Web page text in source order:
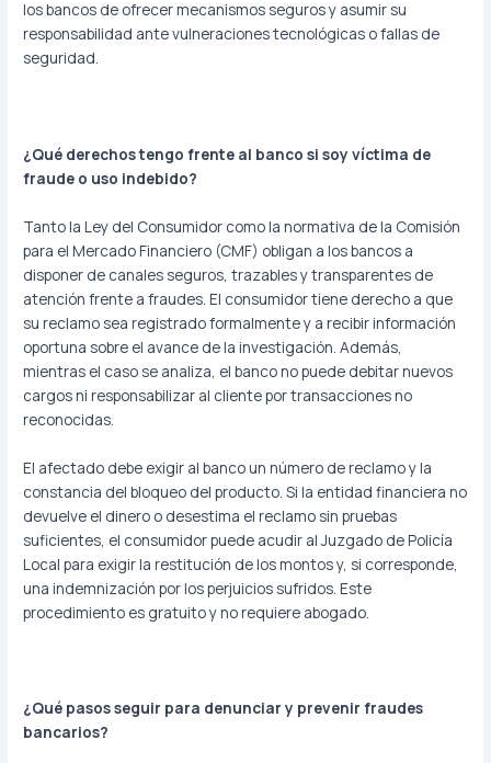
los bancos de ofrecer mecanismos seguros y asumir su
responsabilidad ante vulneraciones tecnológicas o fallas de
seguridad.
¿Qué derechos tengo frente al banco si soy víctima de
fraude o uso indebido?
Tanto la Ley del Consumidor como la normativa de la Comisión
para el Mercado Financiero (CMF) obligan a los bancos a
disponer de canales seguros, trazables y transparentes de
atención frente a fraudes. El consumidor tiene derecho a que
su reclamo sea registrado formalmente y a recibir información
oportuna sobre el avance de la investigación. Además,
mientras el caso se analiza, el banco no puede debitar nuevos
cargos ni responsabilizar al cliente por transacciones no
reconocidas.
El afectado debe exigir al banco un número de reclamo y la
constancia del bloqueo del producto. Si la entidad financiera no
devuelve el dinero o desestima el reclamo sin pruebas
suficientes, el consumidor puede acudir al Juzgado de Policía
Local para exigir la restitución de los montos y, si corresponde,
una indemnización por los perjuicios sufridos. Este
procedimiento es gratuito y no requiere abogado.
¿Qué pasos seguir para denunciar y prevenir fraudes
bancarios?